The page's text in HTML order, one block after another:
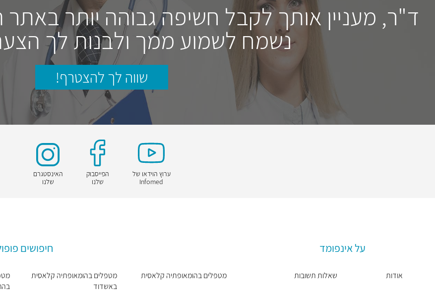
ד"ר, מעניין אותך לקבל חשיפה גבוהה יותר
נשמח לשמוע ממך ולבנות לך
שווה לך להצטרף!
ערוץ הוידאו של
Infomed
הפייסבוק
שלנו
האינסטגרם
שלנו
על אינפומד
אודות שאלות תשובות
חיפושים
מטפלים בהומאופתיה קלאסית
מטפלים בהומאופתיה קלאסית
באשדוד